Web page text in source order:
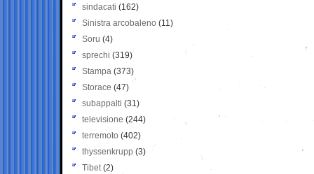
sindacati (162)
Sinistra arcobaleno (11)
Soru (4)
sprechi (319)
Stampa (373)
Storace (47)
subappalti (31)
televisione(244)
terremoto (402)
thyssenkrupp (3)
Tibet(2)